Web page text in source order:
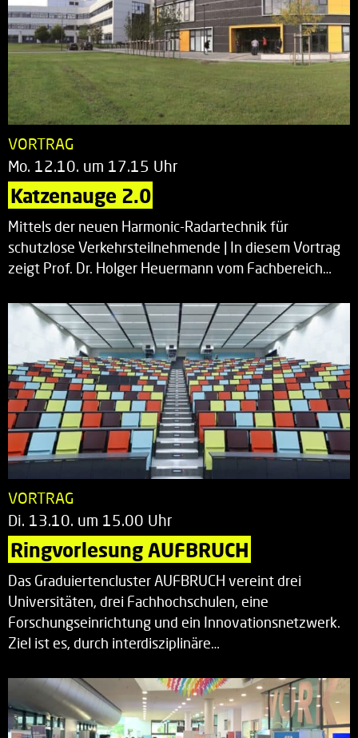
VORTRAG
Mo. 12.10. um 17.15 Uhr
Katzenauge 2.0
Mittels der neuen Harmonic-Radartechnik für
schutzlose Verkehrsteilnehmende | In diesem Vortrag
zeigt Prof. Dr. Holger Heuermann vom Fachbereich…
VORTRAG
Di. 13.10. um 15.00 Uhr
Ringvorlesung AUFBRUCH
Das Graduiertencluster AUFBRUCH vereint drei
Universitäten, drei Fachhochschulen, eine
Forschungseinrichtung und ein Innovationsnetzwerk.
Ziel ist es, durch interdisziplinäre…